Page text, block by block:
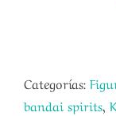
Categorías:
bandai spirits,